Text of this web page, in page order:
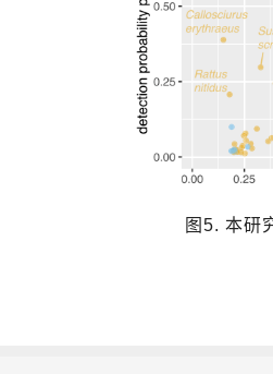
图5. 本研